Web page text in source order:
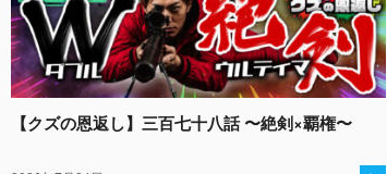
【クズの恩返し】三百七十八話 〜絶剣×覇権〜